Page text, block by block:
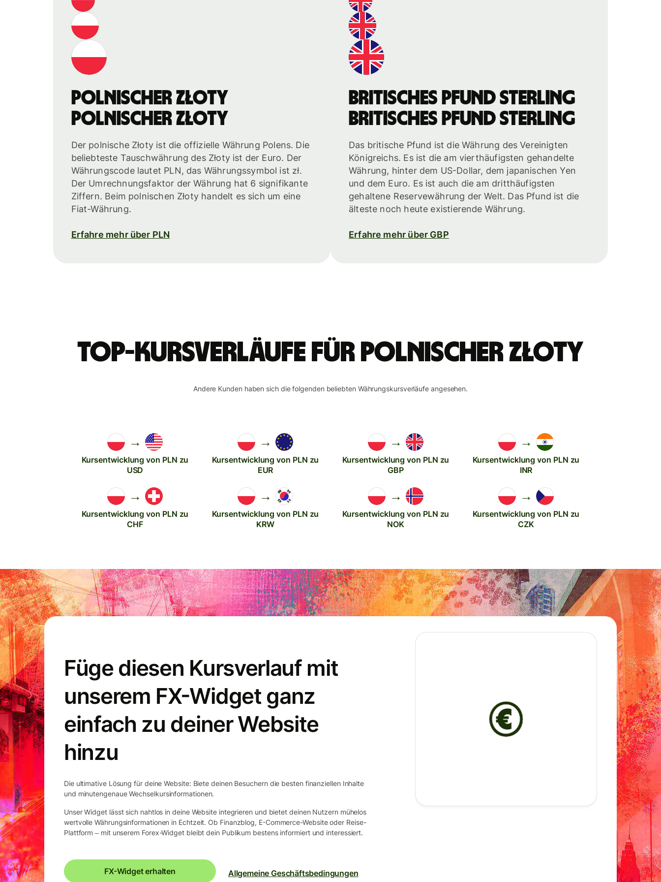
polnischer Złoty
polnischer Złoty
Der polnische Złoty ist die offizielle Währung Polens. Die
beliebteste Tauschwährung des Złoty ist der Euro. Der
Währungscode lautet PLN, das Währungssymbol ist zł.
Der Umrechnungsfaktor der Währung hat 6 signifikante
Ziffern. Beim polnischen Złoty handelt es sich um eine
Fiat-Währung.
Erfahre mehr über PLN
britisches Pfund Sterling
britisches Pfund Sterling
Das britische Pfund ist die Währung des Vereinigten
Königreichs. Es ist die am vierthäufigsten gehandelte
Währung, hinter dem US-Dollar, dem japanischen Yen
und dem Euro. Es ist auch die am dritthäufigsten
gehaltene Reservewährung der Welt. Das Pfund ist die
älteste noch heute existierende Währung.
Erfahre mehr über GBP
Top-Kursverläufe für polnischer Złoty
Andere Kunden haben sich die folgenden beliebten Währungskursverläufe angesehen.
→
Kursentwicklung von PLN zu
USD
→
Kursentwicklung von PLN zu
EUR
→
Kursentwicklung von PLN zu
GBP
→
Kursentwicklung von PLN zu
INR
→
Kursentwicklung von PLN zu
CHF
→
Kursentwicklung von PLN zu
KRW
→
Kursentwicklung von PLN zu
NOK
→
Kursentwicklung von PLN zu
CZK
Füge diesen Kursverlauf mit
unserem FX-Widget ganz
einfach zu deiner Website
hinzu
Die ultimative Lösung für deine Website: Biete deinen Besuchern die besten finanziellen Inhalte
und minutengenaue Wechselkursinformationen.
Unser Widget lässt sich nahtlos in deine Website integrieren und bietet deinen Nutzern mühelos
wertvolle Währungsinformationen in Echtzeit. Ob Finanzblog, E-Commerce-Website oder Reise-
Plattform ‒ mit unserem Forex-Widget bleibt dein Publikum bestens informiert und interessiert.
FX-Widget erhalten Allgemeine Geschäftsbedingungen